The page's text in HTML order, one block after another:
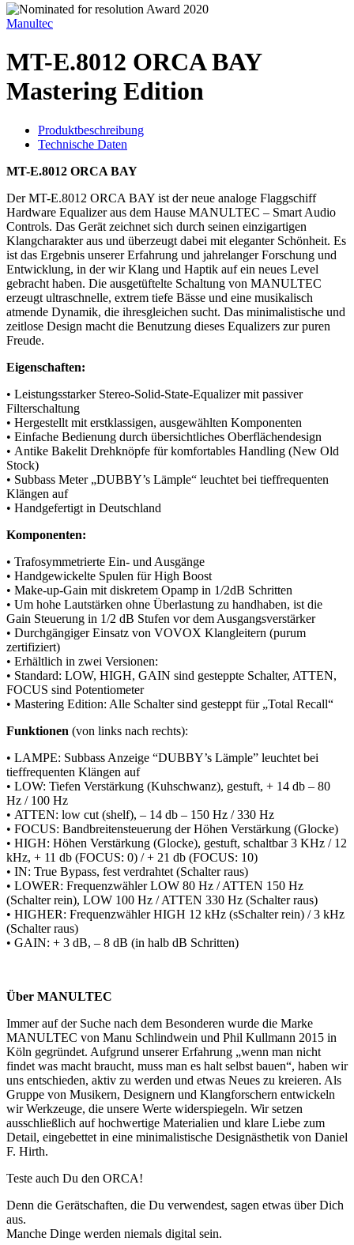
Manultec
MT-E.8012 ORCA BAY
Mastering Edition
Produktbeschreibung
Technische Daten
MT-E.8012 ORCA BAY
Der MT-E.8012 ORCA BAY ist der neue analoge Flaggschiff
Hardware Equalizer aus dem Hause MANULTEC – Smart Audio
Controls. Das Gerät zeichnet sich durch seinen einzigartigen
Klangcharakter aus und überzeugt dabei mit eleganter Schönheit. Es
ist das Ergebnis unserer Erfahrung und jahrelanger Forschung und
Entwicklung, in der wir Klang und Haptik auf ein neues Level
gebracht haben. Die ausgetüftelte Schaltung von MANULTEC
erzeugt ultraschnelle, extrem tiefe Bässe und eine musikalisch
atmende Dynamik, die ihresgleichen sucht. Das minimalistische und
zeitlose Design macht die Benutzung dieses Equalizers zur puren
Freude.
Eigenschaften:
• Leistungsstarker Stereo-Solid-State-Equalizer mit passiver
Filterschaltung
• Hergestellt mit erstklassigen, ausgewählten Komponenten
• Einfache Bedienung durch übersichtliches Oberflächendesign
• Antike Bakelit Drehknöpfe für komfortables Handling (New Old
Stock)
• Subbass Meter „DUBBY’s Lämple“ leuchtet bei tieffrequenten
Klängen auf
• Handgefertigt in Deutschland
Komponenten:
• Trafosymmetrierte Ein- und Ausgänge
• Handgewickelte Spulen für High Boost
• Make-up-Gain mit diskretem Opamp in 1/2dB Schritten
• Um hohe Lautstärken ohne Überlastung zu handhaben, ist die
Gain Steuerung in 1/2 dB Stufen vor dem Ausgangsverstärker
• Durchgängiger Einsatz von VOVOX Klangleitern (purum
zertifiziert)
• Erhältlich in zwei Versionen:
• Standard: LOW, HIGH, GAIN sind gesteppte Schalter, ATTEN,
FOCUS sind Potentiometer
• Mastering Edition: Alle Schalter sind gesteppt für „Total Recall“
Funktionen (von links nach rechts):
• LAMPE: Subbass Anzeige “DUBBY’s Lämple” leuchtet bei
tieffrequenten Klängen auf
• LOW: Tiefen Verstärkung (Kuhschwanz), gestuft, + 14 db – 80
Hz / 100 Hz
• ATTEN: low cut (shelf), – 14 db – 150 Hz / 330 Hz
• FOCUS: Bandbreitensteuerung der Höhen Verstärkung (Glocke)
• HIGH: Höhen Verstärkung (Glocke), gestuft, schaltbar 3 KHz / 12
kHz, + 11 db (FOCUS: 0) / + 21 db (FOCUS: 10)
• IN: True Bypass, fest verdrahtet (Schalter raus)
• LOWER: Frequenzwähler LOW 80 Hz / ATTEN 150 Hz
(Schalter rein), LOW 100 Hz / ATTEN 330 Hz (Schalter raus)
• HIGHER: Frequenzwähler HIGH 12 kHz (sSchalter rein) / 3 kHz
(Schalter raus)
• GAIN: + 3 dB, – 8 dB (in halb dB Schritten)
Über MANULTEC
Immer auf der Suche nach dem Besonderen wurde die Marke
MANULTEC von Manu Schlindwein und Phil Kullmann 2015 in
Köln gegründet. Aufgrund unserer Erfahrung „wenn man nicht
findet was macht braucht, muss man es halt selbst bauen“, haben wir
uns entschieden, aktiv zu werden und etwas Neues zu kreieren. Als
Gruppe von Musikern, Designern und Klangforschern entwickeln
wir Werkzeuge, die unsere Werte widerspiegeln. Wir setzen
ausschließlich auf hochwertige Materialien und klare Liebe zum
Detail, eingebettet in eine minimalistische Designästhetik von Daniel
F. Hirth.
Teste auch Du den ORCA!
Denn die Gerätschaften, die Du verwendest, sagen etwas über Dich
aus.
Manche Dinge werden niemals digital sein.